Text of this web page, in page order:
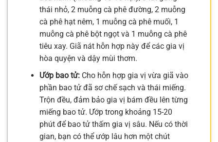
thái nhỏ, 2 muỗng cà phê đường, 2 muỗng
cà phê hạt nêm, 1 muỗng cà phê muối, 1
muỗng cà phê bột ngọt và 1 muỗng cà phê
tiêu xay. Giã nát hỗn hợp này để các gia vị
hòa quyện và dậy mùi thơm.
Ướp bao tử:Cho hỗn hợp gia vị vừa giã vào
phần bao tử đã sơ chế sạch và thái miếng.
Trộn đều, đảm bảo gia vị bám đều lên từng
miếng bao tử. Ướp trong khoảng 15-20
phút để bao tử thấm gia vị sâu. Nếu có thời
gian, bạn có thể ướp lâu hơn một chút